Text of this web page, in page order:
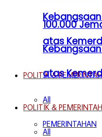
atas
POLITIK &
All
PEMERINTAHAN
100.000
Kebangsaan
atas
POLITIK &
All